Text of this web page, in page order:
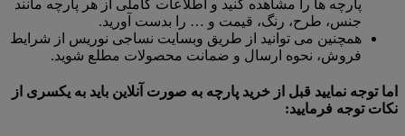
پارچه ها را مشاهده کنید و اطلاعات کاملی از هر پارچه مانند
جنس، طرح، رنگ، قیمت و … را بدست آورید.
همچنین می توانید از طریق وبسایت نساجی نوریس از شرایط
فروش، نحوه ارسال و ضمانت محصولات مطلع شوید.
اما توجه نمایید قبل از خرید پارچه به صورت آنلاین باید به یکسری از
نکات توجه فرمایید: